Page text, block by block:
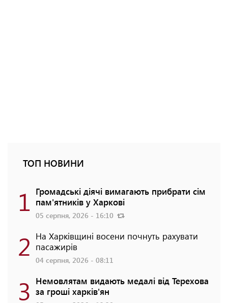
ТОП НОВИНИ
1 Громадські діячі вимагають прибрати сім
пам'ятників у Харкові
05 серпня, 2026 - 16:10
2 На Харківщині восени почнуть рахувати
пасажирів
04 серпня, 2026 - 08:11
3 Немовлятам видають медалі від Терехова
за гроші харків'ян